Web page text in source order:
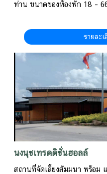
ท่าน ขนาดของห้องพัก 18 –
รายละ
นงนุชเทรดดิชั่นฮอลล์
สถานที่จัดเลี้ยงสัมมนา พร้อม